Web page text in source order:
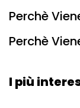
Perchè
Perchè
I più